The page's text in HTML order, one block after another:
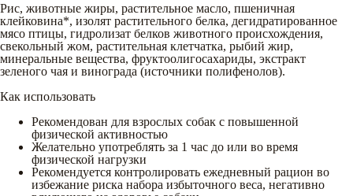
Рис, животные жиры, растительное масло, пшеничная
клейковина*, изолят растительного белка, дегидратированное
мясо птицы, гидролизат белков животного происхождения,
свекольный жом, растительная клетчатка, рыбий жир,
минеральные вещества, фруктоолигосахариды, экстракт
зеленого чая и винограда (источники полифенолов).
Как использовать
Рекомендован для взрослых собак с повышенной
физической активностью
Желательно употреблять за 1 час до или во время
физической нагрузки
Рекомендуется контролировать ежедневный рацион во
избежание риска набора избыточного веса, негативно